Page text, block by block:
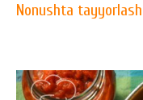
Nonushta